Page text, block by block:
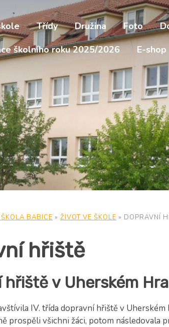
Třídy Družina Foto
školního roku 2025/2026 E-shop
BABICE » ŽIVOT VE ŠKOLE » DOPRAVNÍ
hřiště
hřiště v Uherském
IV. třída dopravní hřiště v
prospěli všichni žáci, potom následovala